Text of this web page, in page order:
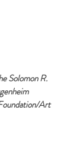
Solomon R.
Art